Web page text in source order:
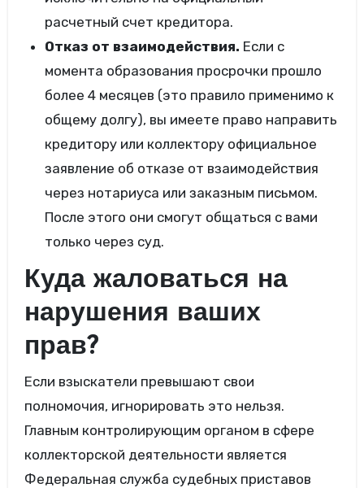
расчетный счет кредитора.
Отказ от взаимодействия. Если с
момента образования просрочки прошло
более 4 месяцев (это правило применимо к
общему долгу), вы имеете право направить
кредитору или коллектору официальное
заявление об отказе от взаимодействия
через нотариуса или заказным письмом.
После этого они смогут общаться с вами
только через суд.
Куда жаловаться на
нарушения ваших
прав?
Если взыскатели превышают свои
полномочия, игнорировать это нельзя.
Главным контролирующим органом в сфере
коллекторской деятельности является
Федеральная служба судебных приставов